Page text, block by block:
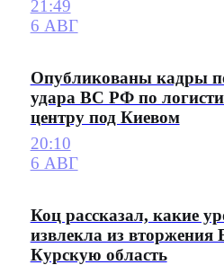
21:49
6 АВГ
Опубликованы кадры
удара ВС РФ по
центру под Киевом
20:10
6 АВГ
Коц рассказал, какие
извлекла из
Курскую область